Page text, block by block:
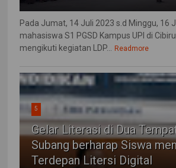
Pada Jumat, 14 Juli 2023 s.d Minggu, 16
mahasiswa S1 PGSD Kampus UPI di
mengikuti kegiatan LDP...
Readmore
5
Gelar Literasi di Dua
Subang berharap Siswa
Terdepan Litersi Digital